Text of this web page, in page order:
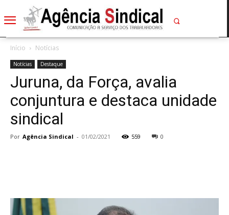
Início Notícias
Notícias Destaque
Juruna, da Força, avalia
conjuntura e destaca unidade
sindical
Por Agência Sindical - 01/02/2021 559 0